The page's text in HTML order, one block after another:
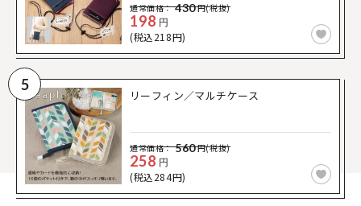
通常価格： 430円(税抜)
198 円
(税込218円)
5
リーフィン／マルチケース
通常価格： 560円(税抜)
258 円
(税込284円)